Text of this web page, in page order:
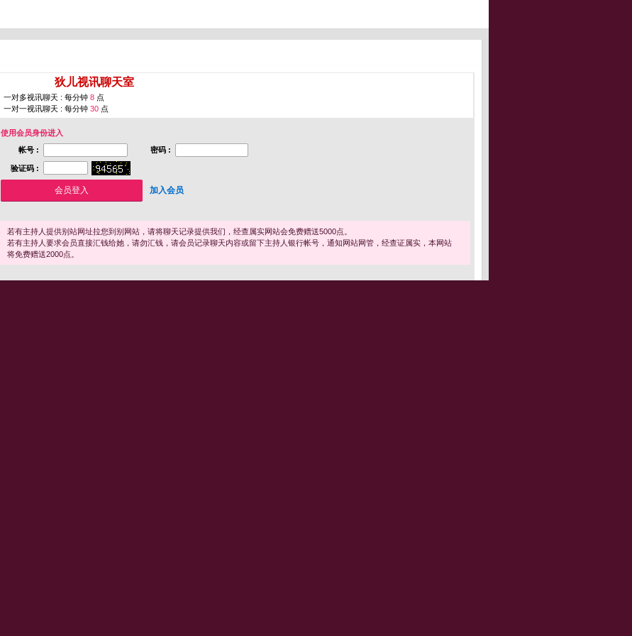
狄儿视讯聊天室
一对多视讯聊天 : 每分钟 8 点
一对一视讯聊天 : 每分钟 30 点
使用会员身份进入
帐号 :
密码 :
验证码 :
加入会员
若有主持人提供别站网址拉您到别网站，请将聊天记录提供我们，经查属实网站会免费赠送5000点。
若有主持人要求会员直接汇钱给她，请勿汇钱，请会员记录聊天内容或留下主持人银行帐号，通知网站网管，经查证属实，本网站
将免费赠送2000点。